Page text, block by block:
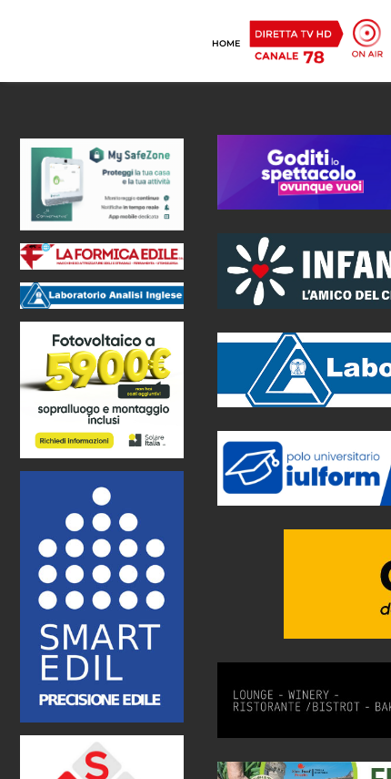
HOME